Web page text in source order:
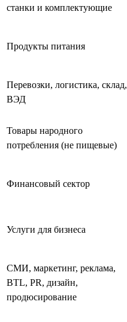
станки и комплектующие
Продукты питания
Перевозки, логистика, склад,
ВЭД
Товары народного
потребления (не пищевые)
Финансовый сектор
Услуги для бизнеса
СМИ, маркетинг, реклама,
BTL, PR, дизайн,
продюсирование